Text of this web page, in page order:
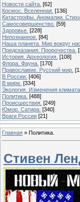
Новости сайта. [62]
Космос. Вселенная. [136]
Катастрофы. Аномалии.
Самосовершенство. [59]
Здоровье. [228]
Непознанное. [84]
Наша планета. Мир вокруг нас.
Предсказания. Пророчества.
История. Археология. [108]
Флора. Фауна. [170]
Православие. Русский мир.
В России. [406]
В мире. [334]
Экология. Изменения климата.
Политика. [488]
Происшествия. [249]
Юмор. Сатира. [340]
Враги России [21]
Главная » Политика.
Стивен